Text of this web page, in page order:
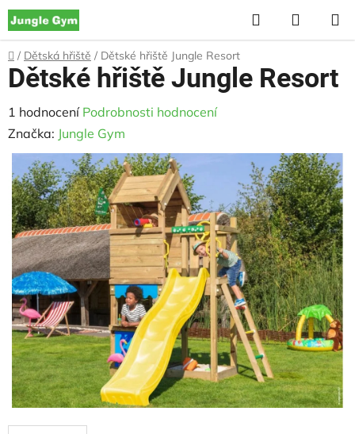
Přejít
na
obsah
Hledat
KOŠÍK
Domů
/ Dětská hřiště / Dětské hřiště Jungle Resort
Dětské hřiště Jungle Resort
Průměrné
hodnocení
produktu
je
5,0
z
5
hvězdiček.
1 hodnocení Podrobnosti hodnocení
Značka: Jungle Gym